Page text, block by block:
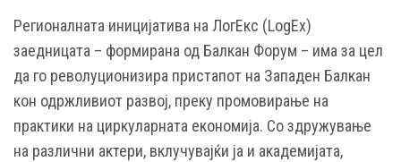
Регионалната иницијатива на ЛогЕкс (LogEx)
заедницата – формирана од Балкан Форум – има за цел
да го револуционизира пристапот на Западен Балкан
кон одржливиот развој, преку промовирање на
практики на циркуларната економија. Со здружување
на различни актери, вклучувајќи ја и академијата,